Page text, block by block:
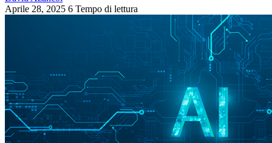
Aprile 28, 2025 6 Tempo di lettura